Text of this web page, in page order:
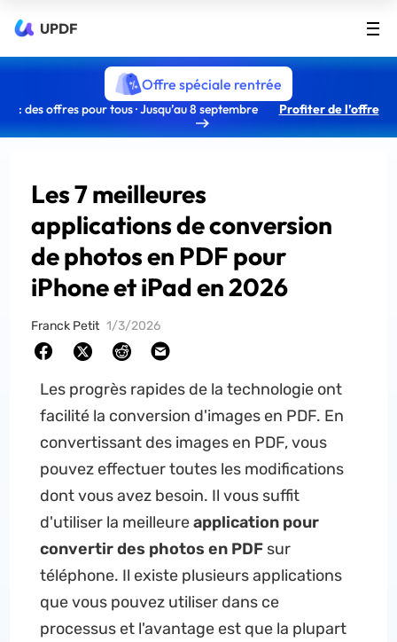
UPDF
Offre spéciale rentrée
: des offres pour tous · Jusqu’au 8 septembre Profiter de l’offre
Les 7 meilleures
applications de conversion
de photos en PDF pour
iPhone et iPad en 2026
Franck Petit 1/3/2026
Les progrès rapides de la technologie ont
facilité la conversion d'images en PDF. En
convertissant des images en PDF, vous
pouvez effectuer toutes les modifications
dont vous avez besoin. Il vous suffit
d'utiliser la meilleureapplication pour
convertir des photos en PDFsur
téléphone. Il existe plusieurs applications
que vous pouvez utiliser dans ce
processus et l'avantage est que la plupart